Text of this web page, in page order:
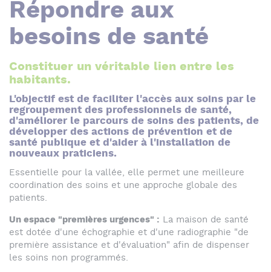
Répondre aux
besoins de santé
Constituer un véritable lien entre les
habitants.
L'objectif est de faciliter l'accès aux soins par le
regroupement des professionnels de santé,
d'améliorer le parcours de soins des patients, de
développer des actions de prévention et de
santé publique et d'aider à l'installation de
nouveaux praticiens.
Essentielle pour la vallée, elle permet une meilleure
coordination des soins et une approche globale des
patients.
Un espace "premières urgences" : La maison de santé
est dotée d'une échographie et d'une radiographie "de
première assistance et d'évaluation" afin de dispenser
les soins non programmés.